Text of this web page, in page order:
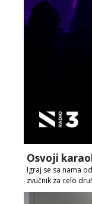
Osvoji
Igraj se sa nama
zvučnik za celo